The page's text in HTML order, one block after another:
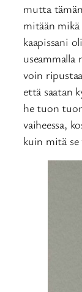
mutta
mitään
kaapissani
useammalla
voin
että saatan
he tuon
vaiheessa,
kuin mitä se